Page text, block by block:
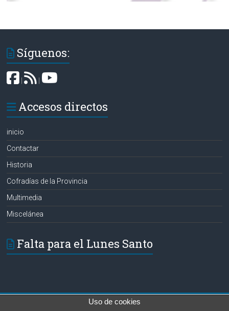
Síguenos:
|
Accesos directos
inicio
Contactar
Historia
Cofradías de la Provincia
Multimedia
Miscelánea
Falta para el Lunes Santo
Hermanos de las Aguas. Todos los derechos reservados.
Uso de cookies